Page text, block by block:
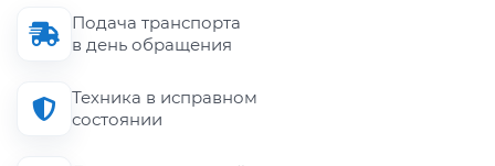
Подача транспорта
в день обращения
Техника в исправном
состоянии